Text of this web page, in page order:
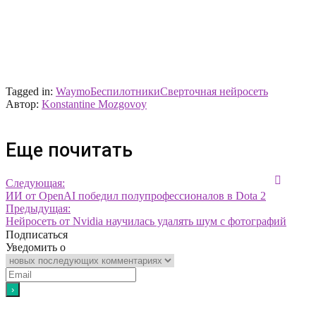
Tagged in: WaymoБеспилотникиСверточная нейросеть
Автор: Konstantine Mozgovoy
Еще почитать
Следующая:
ИИ от OpenAI победил полупрофессионалов в Dota 2
Предыдущая:
Нейросеть от Nvidia научилась удалять шум с фотографий
Подписаться
Уведомить о